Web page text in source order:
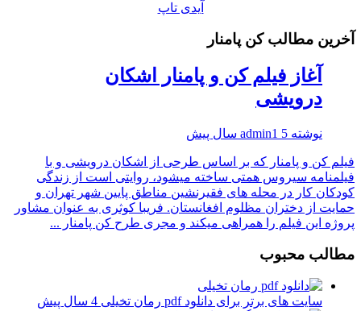
آیدی تاپ
آخرین مطالب کن پامنار
آغاز فیلم کن و پامنار اشکان
درویشی
نوشته admin1 5 سال پیش
فیلم کن و پامنار که بر اساس طرحی از اشکان درویشی و با
فیلمنامه سیروس همتی ساخته میشود، روایتی است از زندگی
کودکان کار در محله های فقیرنشین مناطق پایین شهر تهران و
حمایت از دختران مظلوم افغانستان. فریبا کوثری به عنوان مشاور
پروژه این فیلم را همراهی میکند و مجری طرح کن پامنار ...
مطالب محبوب
سایت های برتر برای دانلود pdf رمان تخیلی 4 سال پیش